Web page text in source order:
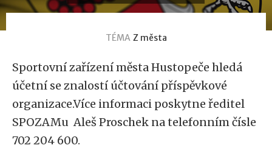
TÉMA Z města
Sportovní zařízení města Hustopeče hledá
účetní se znalostí účtování příspěvkové
organizace.Více informaci poskytne ředitel
SPOZAMu Aleš Proschek na telefonním čísle
702 204 600.